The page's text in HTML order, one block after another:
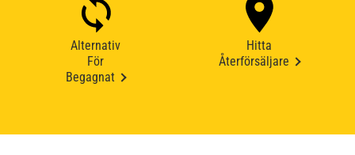
Alternativ
För
Begagnat
Hitta
Återförsäljare